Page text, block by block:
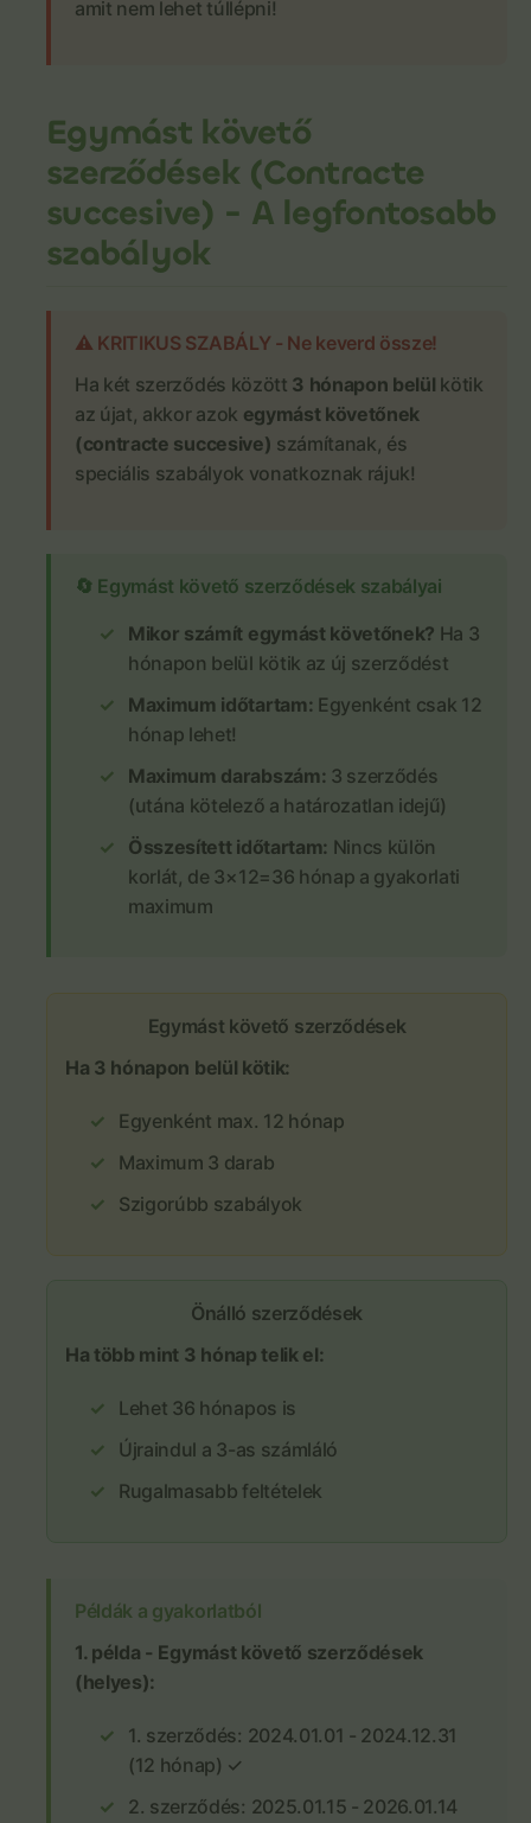
amit nem lehet túllépni!
Egymást követő
szerződések (Contracte
succesive) - A legfontosabb
szabályok
⚠️ KRITIKUS SZABÁLY - Ne keverd össze!
Ha két szerződés között 3 hónapon belül kötik
az újat, akkor azok egymást követőnek
(contracte succesive) számítanak, és
speciális szabályok vonatkoznak rájuk!
🔄 Egymást követő szerződések szabályai
Mikor számít egymást követőnek? Ha 3
hónapon belül kötik az új szerződést
Maximum időtartam: Egyenként csak 12
hónap lehet!
Maximum darabszám: 3 szerződés
(utána kötelező a határozatlan idejű)
Összesített időtartam: Nincs külön
korlát, de 3×12=36 hónap a gyakorlati
maximum
Egymást követő szerződések
Ha 3 hónapon belül kötik:
Egyenként max. 12 hónap
Maximum 3 darab
Szigorúbb szabályok
Önálló szerződések
Ha több mint 3 hónap telik el:
Lehet 36 hónapos is
Újraindul a 3-as számláló
Rugalmasabb feltételek
Példák a gyakorlatból
1. példa - Egymást követő szerződések
(helyes):
1. szerződés: 2024.01.01 - 2024.12.31
(12 hónap) ✓
2. szerződés: 2025.01.15 - 2026.01.14